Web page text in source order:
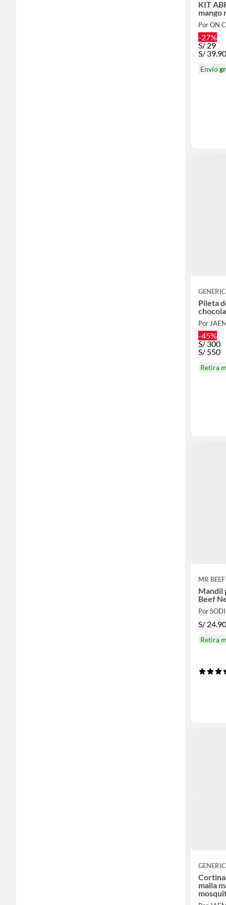
KIT
mango
Por ON
-27%
S/29
S/ 39.90
Envío
Pileta
Por
-45%
S/300
S/ 550
Retira
MR BEEF
Mandil
Beef
Por
S/ 24.90
Retira
malla